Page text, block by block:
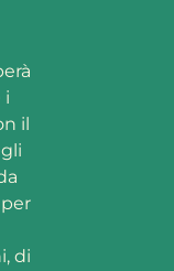
i
il
di